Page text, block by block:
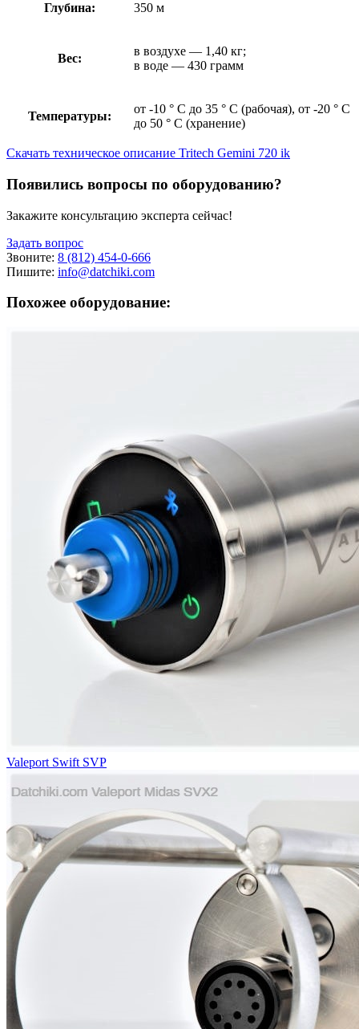
Глубина: 350 м
Вес:
в воздухе — 1,40 кг;
в воде — 430 грамм
Температуры:
от -10 ° C до 35 ° C (рабочая), от -20 ° C
до 50 ° C (хранение)
Скачать техническое описание Tritech Gemini 720 ik
Появились вопросы по оборудованию?
Закажите консультацию эксперта сейчас!
Задать вопрос
Звоните: 8 (812) 454-0-666
Пишите: info@datchiki.com
Похожее оборудование:
Valeport Swift SVP